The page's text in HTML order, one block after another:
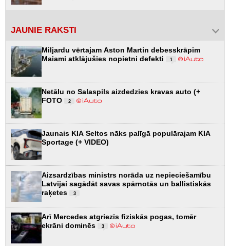
JAUNIE RAKSTI
Miljardu vērtajam Aston Martin debesskrāpim
Maiami atklājušies nopietni defekti
1
Netālu no Salaspils aizdedzies kravas auto (+
FOTO
2
Jaunais KIA Seltos nāks palīgā populārajam KIA
Sportage (+ VIDEO)
Aizsardzības ministrs norāda uz nepieciešamību
Latvijai sagādāt savas spārnotās un ballistiskās
raķetes
3
Arī Mercedes atgriezīs fiziskās pogas, tomēr
ekrāni dominēs
3